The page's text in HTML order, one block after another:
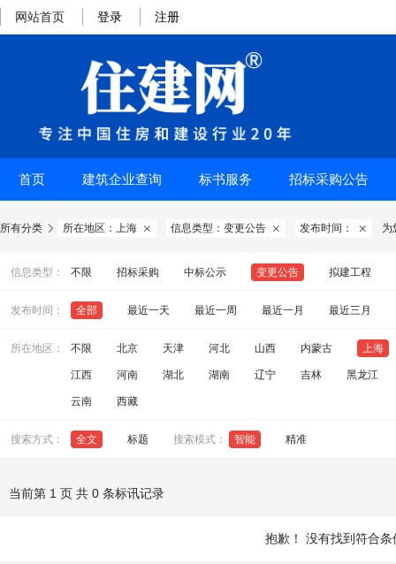
网站首页 登录 注册
首页 建筑企业查询 标书服务 招标采购公告
所有分类  所在地区：上海  信息类型：变更公告  发布时间：  为
信息类型： 不限 招标采购 中标公示 变更公告 拟建工程
发布时间： 全部 最近一天 最近一周 最近一月 最近三月
所在地区： 不限 北京 天津 河北 山西 内蒙古 上海
江西 河南 湖北 湖南 辽宁 吉林 黑龙江
云南 西藏
搜索方式： 全文 标题 搜索模式： 智能 精准
当前第 1 页 共 0 条标讯记录
抱歉！ 没有找到符合